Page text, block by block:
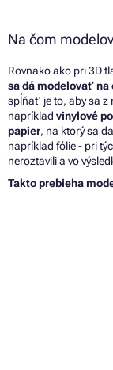
Na čom
Rovnako ako pri 3D
sa dá modelovať
spĺňať je to, aby sa z
napríklad vinylové
papier, na ktorý sa
napríklad fólie - pri
neroztavili a vo
Takto prebieha